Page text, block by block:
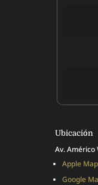
Ubicación
Av. Américo
Apple
Google